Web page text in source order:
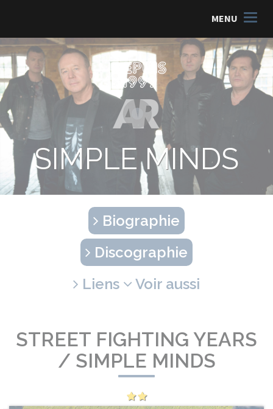
MENU
SIMPLE MINDS
Biographie
Discographie
Liens
Voir aussi
STREET FIGHTING YEARS
/ SIMPLE MINDS